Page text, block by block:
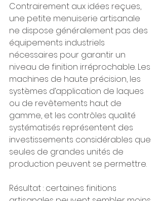
Contrairement aux idées reçues,
une petite menuiserie artisanale
ne dispose généralement pas des
équipements industriels
nécessaires pour garantir un
niveau de finition irréprochable. Les
machines de haute précision, les
systèmes d’application de laques
ou de revêtements haut de
gamme, et les contrôles qualité
systématisés représentent des
investissements considérables que
seules de grandes unités de
production peuvent se permettre.
Résultat : certaines finitions